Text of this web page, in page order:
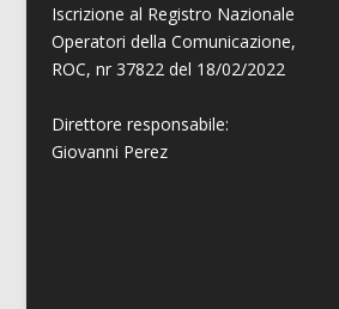
Iscrizione al Registro Nazionale
Operatori della Comunicazione,
ROC, nr 37822 del 18/02/2022
Direttore responsabile:
Giovanni Perez